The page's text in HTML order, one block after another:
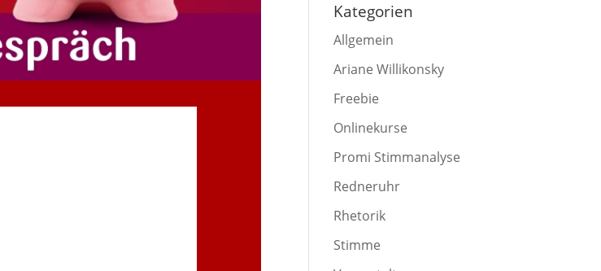
Kategorien
Allgemein
Ariane Willikonsky
Freebie
Onlinekurse
Promi Stimmanalyse
Redneruhr
Rhetorik
Stimme